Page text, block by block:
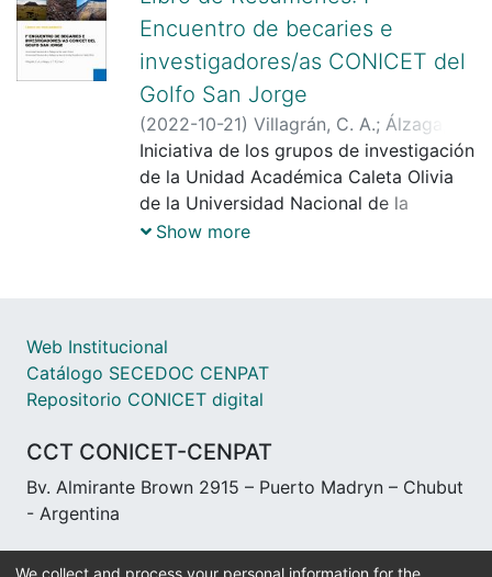
Encuentro de becaries e
investigadores/as CONICET del
Golfo San Jorge
(2022-10-21) Villagrán, C. A.; Álzaga, J.
F.
Iniciativa de los grupos de investigación
de la Unidad Académica Caleta Olivia
de la Universidad Nacional de la
Patagonia Austral y de la sede
intercambio y discusión en torno a las
líneas de investigación que se
desarrollan en el Centro de
Investigación y Transferencia (CIT GSJ):
“Biotecnología, tecnología de recursos
naturales y ecofisiología de plantas en
Patagonia: desafíos y proyecciones";
en la Argentina contemporánea”,
“Procesos educativos y de
Show more
Web Institucional
Catálogo SECEDOC CENPAT
Repositorio CONICET digital
CCT CONICET-CENPAT
Bv. Almirante Brown 2915 – Puerto Madryn – Chubut
- Argentina
We collect and process your personal information for the